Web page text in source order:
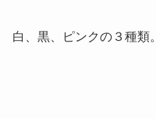
白、黒、ピンクの３種類。